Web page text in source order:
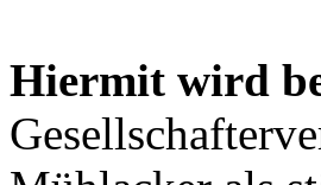
Hiermit wird